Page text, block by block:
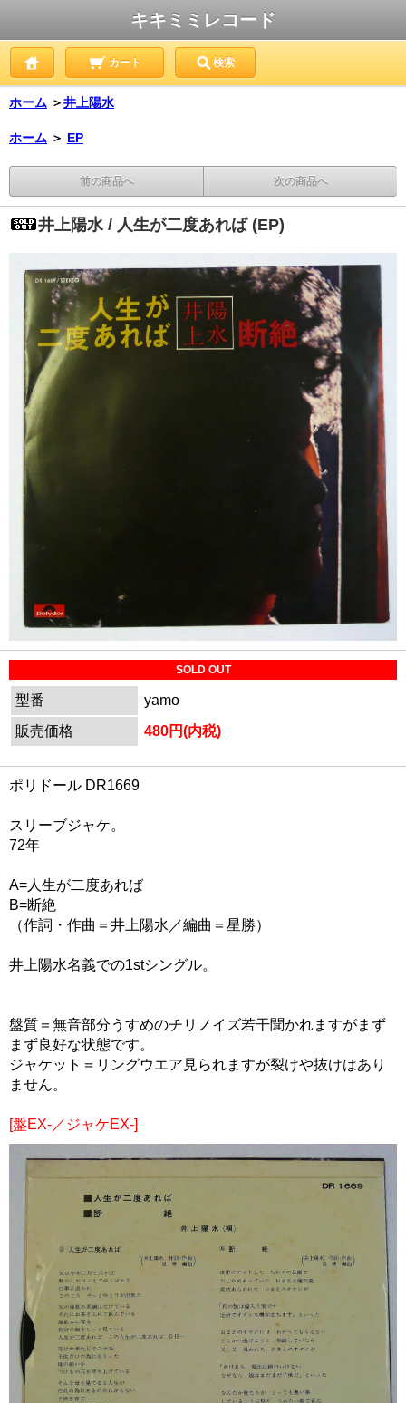
キキミミレコード
カート 検索
ホーム ＞井上陽水
ホーム ＞ EP
前の商品へ 次の商品へ
井上陽水 / 人生が二度あれば (EP)
SOLD OUT
型番
yamo
販売価格
480円(内税)
ポリドール DR1669
スリーブジャケ。
72年
A=人生が二度あれば
B=断絶
（作詞・作曲＝井上陽水／編曲＝星勝）
井上陽水名義での1stシングル。
盤質＝無音部分うすめのチリノイズ若干聞かれますがまず
まず良好な状態です。
ジャケット＝リングウエア見られますが裂けや抜けはあり
ません。
[盤EX-／ジャケEX-]